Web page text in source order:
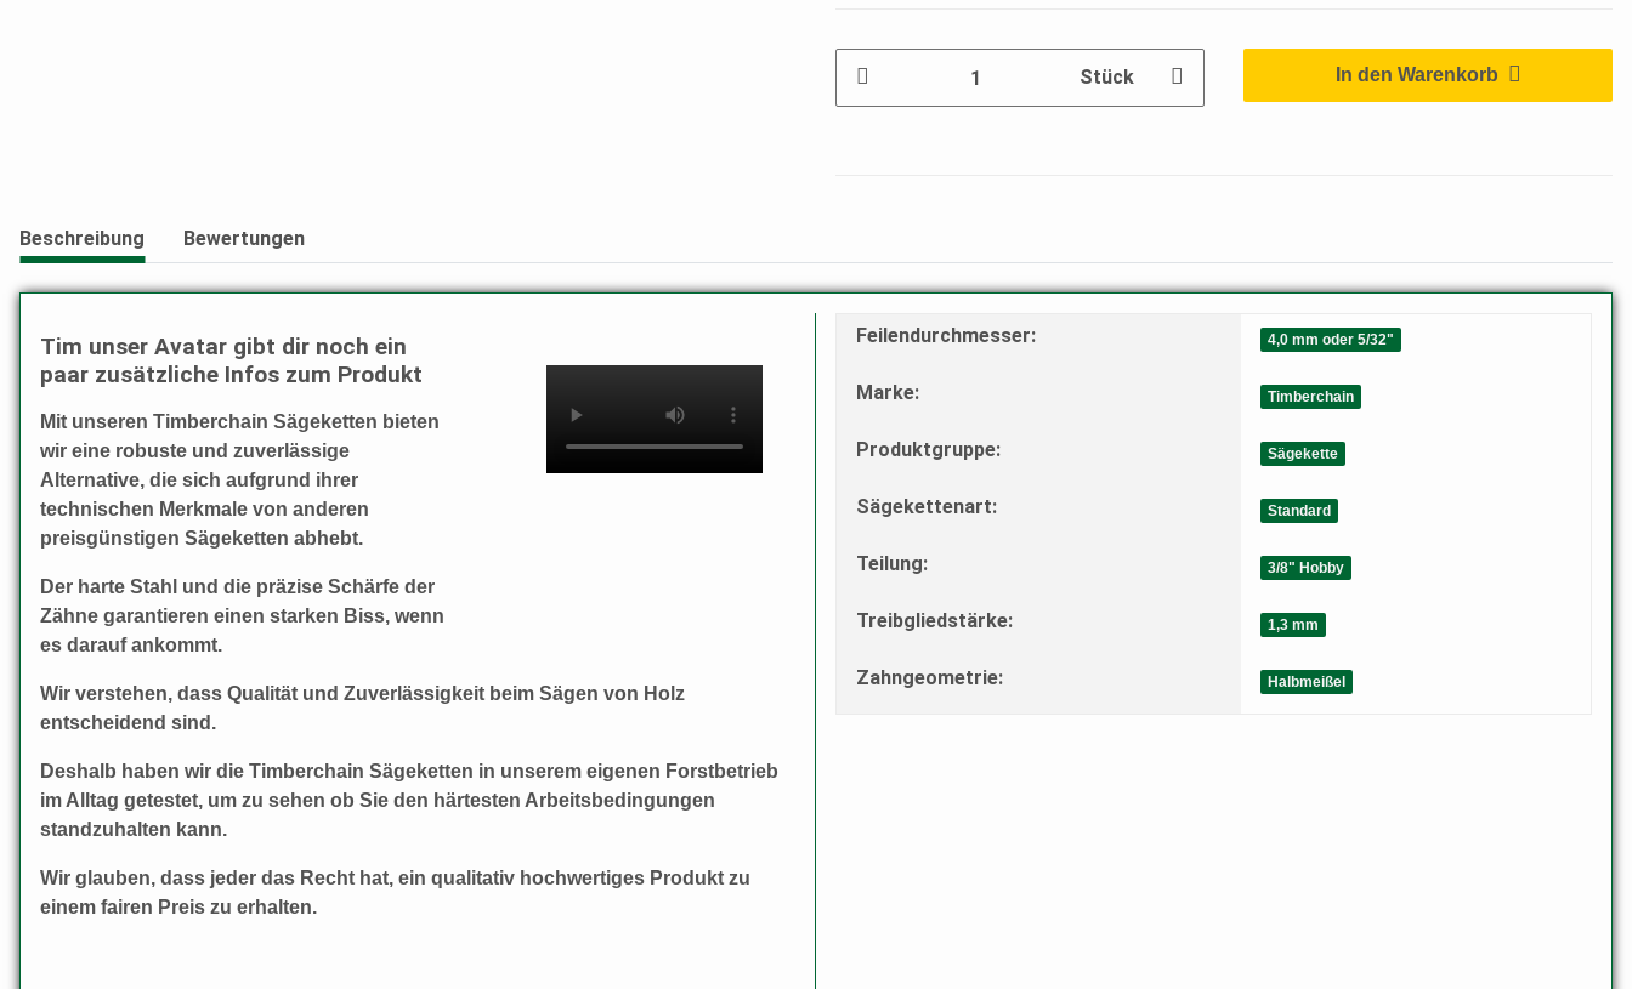
Stück In den Warenkorb
Beschreibung Bewertungen
Tim unser Avatar gibt dir noch ein
paar zusätzliche Infos zum Produkt
Mit unseren Timberchain Sägeketten bieten
wir eine robuste und zuverlässige
Alternative, die sich aufgrund ihrer
technischen Merkmale von anderen
preisgünstigen Sägeketten abhebt.
Der harte Stahl und die präzise Schärfe der
Zähne garantieren einen starken Biss, wenn
es darauf ankommt.
Wir verstehen, dass Qualität und Zuverlässigkeit beim Sägen von Holz
entscheidend sind.
Deshalb haben wir die Timberchain Sägeketten in unserem eigenen Forstbetrieb
im Alltag getestet, um zu sehen ob Sie den härtesten Arbeitsbedingungen
standzuhalten kann.
Wir glauben, dass jeder das Recht hat, ein qualitativ hochwertiges Produkt zu
einem fairen Preis zu erhalten.
Feilendurchmesser: 4,0 mm oder 5/32"
Marke: Timberchain
Produktgruppe: Sägekette
Sägekettenart: Standard
Teilung: 3/8" Hobby
Treibgliedstärke: 1,3 mm
Zahngeometrie: Halbmeißel